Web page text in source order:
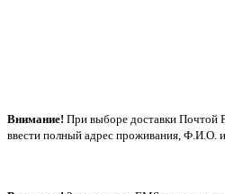
Внимание! При выборе доставки Почтой
ввести полный адрес проживания, Ф.И.О.